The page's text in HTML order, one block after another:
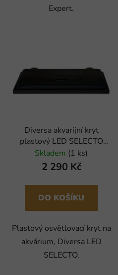
Expert.
Diversa akvarijní kryt
plastový LED SELECTO
100x50cm
Skladem (1 ks)
2 290 Kč
DO KOŠÍKU
Plastový osvětlovací kryt na
akvárium, Diversa LED
SELECTO.